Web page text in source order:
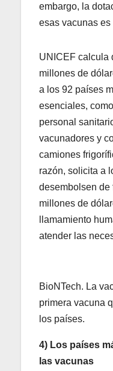
embargo, la
esas vacunas
UNICEF calcula
millones de
a los 92 países
esenciales,
personal
vacunadores y
camiones
razón, solicita a
desembolsen de
millones de
llamamiento
atender las
BioNTech. La
primera vacuna
los países.
4) Los países
las vacunas